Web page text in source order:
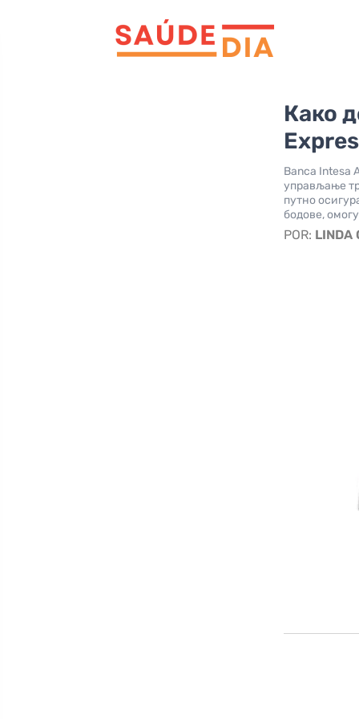
Како
Banca Intesa
управљање
путно
бодове,
POR: LINDA